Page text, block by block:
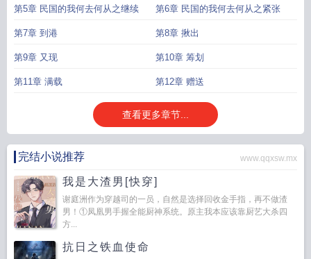
第5章 民国的我何去何从之继续 第6章 民国的我何去何从之紧张
第7章 到港 第8章 揪出
第9章 又现 第10章 筹划
第11章 满载 第12章 赠送
查看更多章节...
完结小说推荐 www.qqxsw.mx
我是大渣男[快穿]
谢庭洲作为穿越司的一员，自然是选择回收金手指，再不做渣
男！①凤凰男手握全能厨神系统。原主我本应该靠厨艺大杀四
方...
抗日之铁血使命